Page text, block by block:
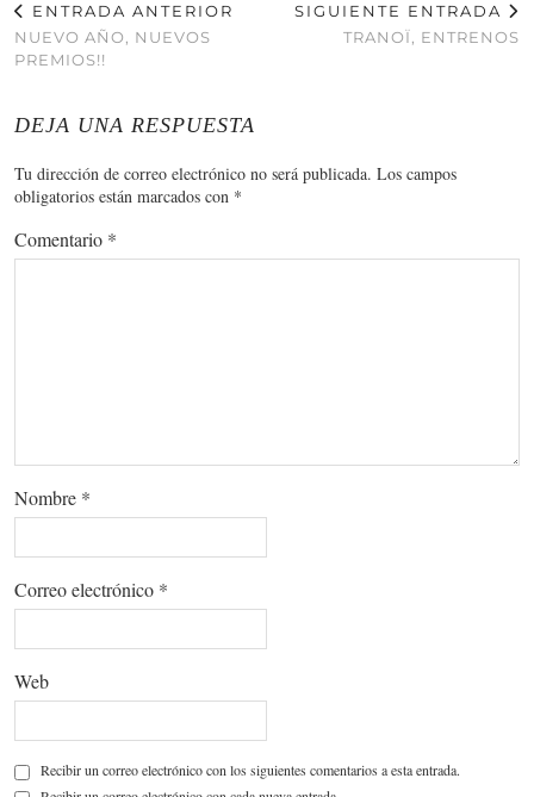
ENTRADA ANTERIOR
NUEVO AÑO, NUEVOS
PREMIOS!!
SIGUIENTE ENTRADA
TRANOÏ, ENTRENOS
DEJA UNA RESPUESTA
Tu dirección de correo electrónico no será publicada. Los campos
obligatorios están marcados con *
Comentario *
Nombre *
Correo electrónico *
Web
Recibir un correo electrónico con los siguientes comentarios a esta entrada.